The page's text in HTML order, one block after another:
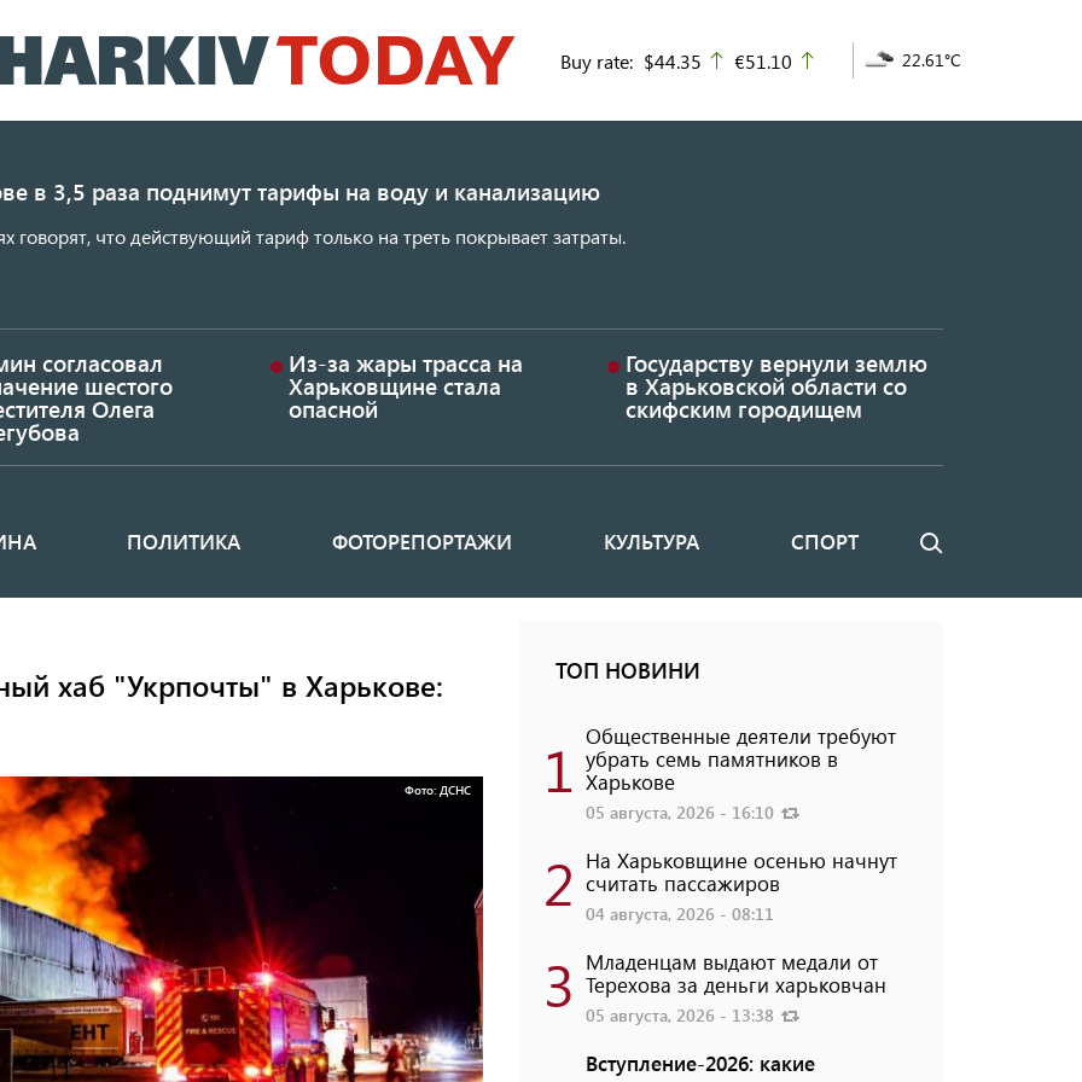
к
основному
Buy rate: $44.35 up
€51.10 22.61°C
в 3,5 раза поднимут тарифы на воду и канализацию
говорят, что действующий тариф только на треть покрывает затраты.
согласовал
шестого
Олега
Из-за жары трасса на
Харьковщине стала
опасной
Государству вернули землю
в Харьковской области со
скифским городищем
ПОЛИТИКА ФОТОРЕПОРТАЖИ КУЛЬТУРА СПОРТ Поиск
хаб "Укрпочты" в Харькове:
Фото: ДСНС
ТОП НОВИНИ
1 Общественные деятели требуют
убрать семь памятников в
Харькове
05 августа, 2026 - 16:10
2 На Харьковщине осенью начнут
считать пассажиров
04 августа, 2026 - 08:11
3 Младенцам выдают медали от
Терехова за деньги харьковчан
05 августа, 2026 - 13:38
Вступление-2026: какие